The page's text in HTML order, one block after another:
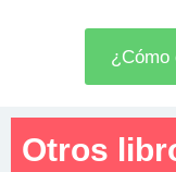
¿Cómo
Otros